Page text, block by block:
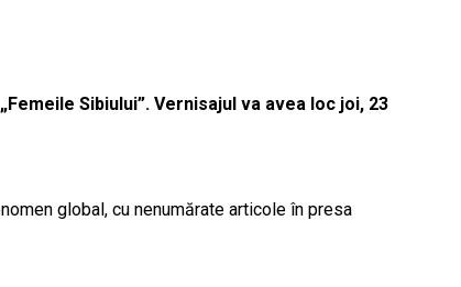
Sibiului”. Vernisajul va avea loc joi, 23
global, cu nenumărate articole în presa